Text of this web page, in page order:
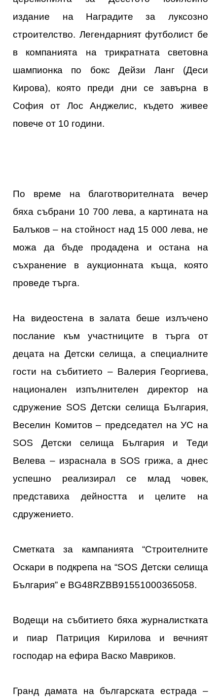
издание на Наградите за луксозно
строителство. Легендарният футболист бе
в компанията на трикратната световна
шампионка по бокс Дейзи Ланг (Деси
Кирова), която преди дни се завърна в
София от Лос Анджелис, където живее
повече от 10 години.
По време на благотворителната вечер
бяха събрани 10 700 лева, а картината на
Балъков – на стойност над 15 000 лева, не
можа да бъде продадена и остана на
съхранение в аукционната къща, която
проведе търга.
На видеостена в залата беше излъчено
послание към участниците в търга от
децата на Детски селища, а специалните
гости на събитието – Валерия Георгиева,
национален изпълнителен директор на
сдружение SOS Детски селища България,
Веселин Комитов – председател на УС на
SOS Детски селища България и Теди
Велева – израснала в SOS грижа, а днес
успешно реализирал се млад човек,
представиха дейността и целите на
сдружението.
Сметката за кампанията “Строителните
Оскари в подкрепа на “SOS Детски селища
България” е BG48RZBB91551000365058.
Водещи на събитието бяха журналистката
и пиар Патриция Кирилова и вечният
господар на ефира Васко Мавриков.
Гранд дамата на българската естрада –